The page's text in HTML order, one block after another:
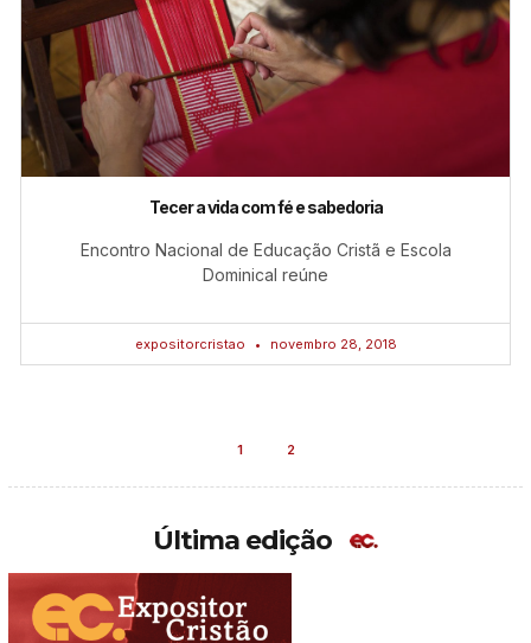
Tecer a vida com fé e sabedoria
Encontro Nacional de Educação Cristã e Escola
Dominical reúne
expositorcristao novembro 28, 2018
1 2
Última edição